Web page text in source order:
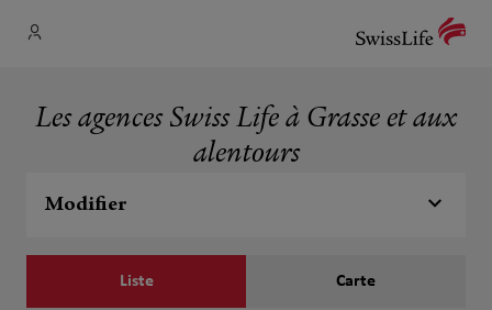
Les agences Swiss Life à Grasse et aux
alentours
Modifier
Liste Carte